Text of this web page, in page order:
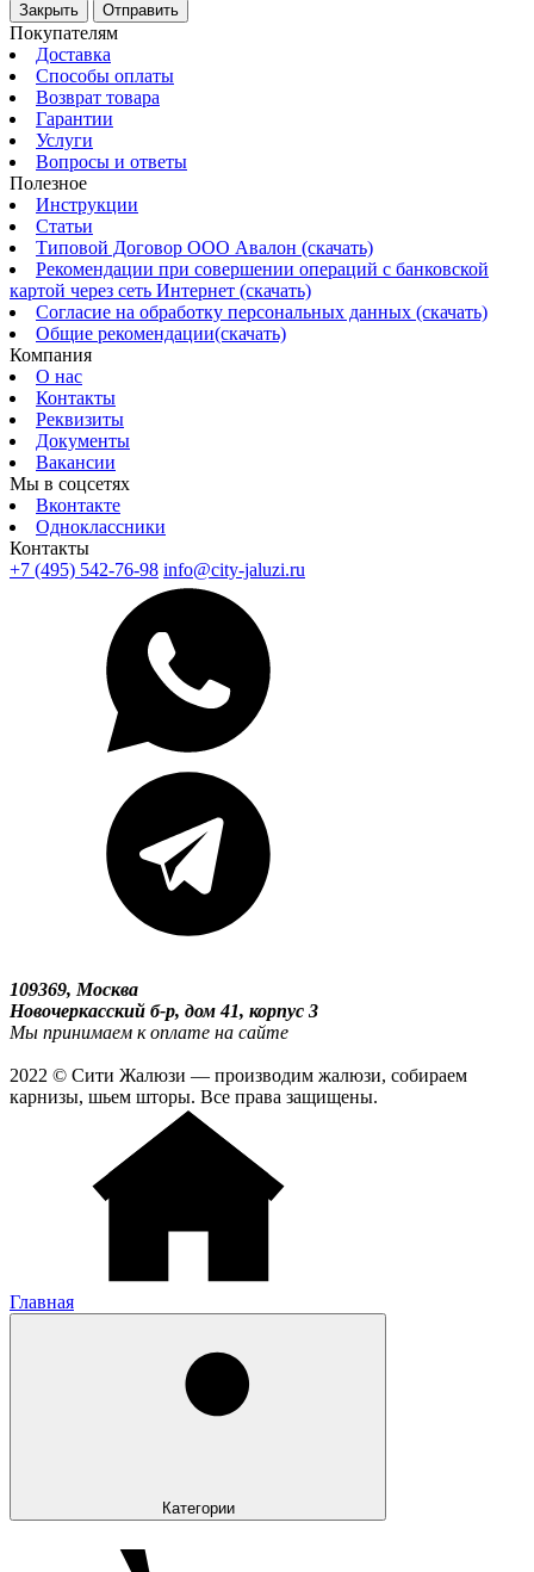
Закрыть Отправить
Покупателям
Доставка
Способы оплаты
Возврат товара
Гарантии
Услуги
Вопросы и ответы
Полезное
Инструкции
Статьи
Типовой Договор ООО Авалон (скачать)
Рекомендации при совершении операций с банковской
картой через сеть Интернет (скачать)
Согласие на обработку персональных данных (скачать)
Общие рекомендации(скачать)
Компания
О нас
Контакты
Реквизиты
Документы
Вакансии
Мы в соцсетях
Вконтакте
Одноклассники
Контакты
+7 (495) 542-76-98 info@city-jaluzi.ru
109369, Москва
Новочеркасский б-р, дом 41, корпус 3
Мы принимаем к оплате на сайте
2022 © Сити Жалюзи — производим жалюзи, собираем
карнизы, шьем шторы. Все права защищены.
Главная
Категории